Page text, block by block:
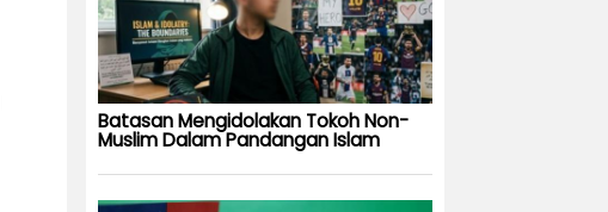
Batasan Mengidolakan Tokoh Non-
Muslim Dalam Pandangan Islam